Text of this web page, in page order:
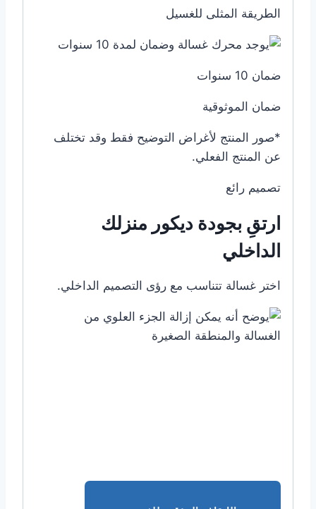
الطريقة المثلى للغسيل
ضمان 10 سنوات
ضمان الموثوقية
*صور المنتج لأغراض التوضيح فقط وقد تختلف
عن المنتج الفعلي.
تصميم رائع
ارتقِ بجودة ديكور منزلك
الداخلي
اختر غسالة تتناسب مع رؤى التصميم الداخلي.